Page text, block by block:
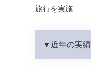
旅行を実施
近年の実績